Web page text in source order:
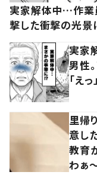
実家解体中…作業
撃した衝撃の光景
実家
男性
「えっ」
里帰
意し
教育
わぁ